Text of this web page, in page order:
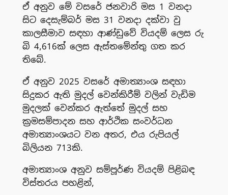
ඒ අනුව මේ වසරේ ජනවාරි මස 1 වනදා
සිට දෙසැම්බර් මස 31 වනදා දක්වා වු
කාලසීමාව සඳහා ආණ්ඩුවේ වියදම් ලෙස රු
බි 4,616ක් ලෙස ඇස්තමේන්තු ගත කර
තිබේ.
ඒ අනුව 2025 වසරේ අමාත්‍යාංශ සඳහා
සිදුකර ඇති මුදල් වෙන්කිරීම් වලින් වැඩිම
මුදලක් වෙන්කර ඇත්තේ මුදල් සහ
ක්‍රමසම්පාදන සහ ආර්ථික සංවර්ධන
අමාත්‍යාංශයට වන අතර, එය රුපියල්
බිලියන 713කි.
අමාත්‍යාංශ අනුව සම්පූර්ණ වියදම් පිළිබඳ
විස්තරය පහළින්,